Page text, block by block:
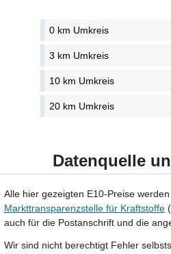
0 km Umkreis
3 km Umkreis
10 km Umkreis
20 km Umkreis
Datenquelle
Alle hier gezeigten E10-Preise
Markttransparenzstelle für Kraftstoffe
auch für die Postanschrift und die
Wir sind nicht berechtigt Fehler